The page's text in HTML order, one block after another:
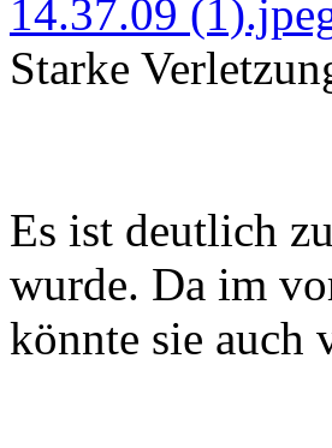
Starke
Es ist deutlich
wurde. Da im
könnte sie auch